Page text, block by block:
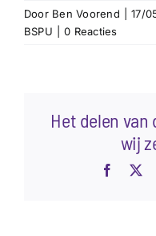
Door Ben Voorend 17/
BSPU
0 Reacties
Het delen
wij